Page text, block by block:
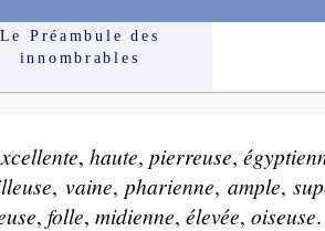
Le Préam­bule des
innom­brables
, haute, pier­reuse,
, vaine,pha­rienne, ample,
, folle, mi­dienne, éle­vée, oiseuse.